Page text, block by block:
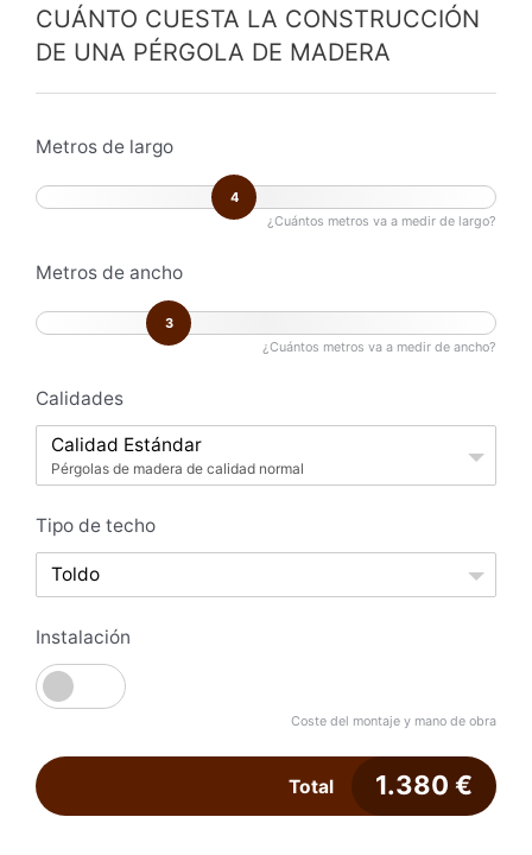
CUÁNTO CUESTA LA CONSTRUCCIÓN
DE UNA PÉRGOLA DE MADERA
Metros de largo
4
¿Cuántos metros va a medir de largo?
Metros de ancho
3
¿Cuántos metros va a medir de ancho?
Calidades
Calidad Estándar
Pérgolas de madera de calidad normal
Tipo de techo
Toldo
Instalación
Coste del montaje y mano de obra
Total 1.380 €